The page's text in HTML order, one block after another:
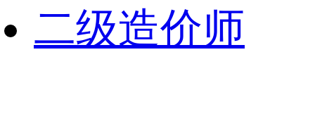
二级造价师